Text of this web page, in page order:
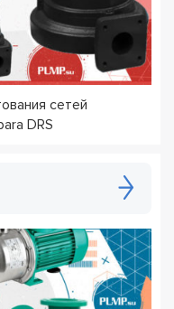
сетей
DRS